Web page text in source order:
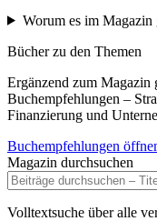
Worum es im Magazin
Bücher zu den Themen
Ergänzend zum Magazin
Buchempfehlungen –
Finanzierung und
Buchempfehlungen
Magazin durchsuchen
Volltextsuche über alle